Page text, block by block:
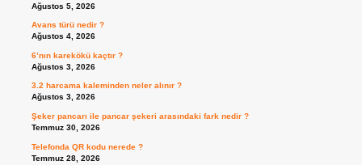
Ağustos 5, 2026
Avans türü nedir ?
Ağustos 4, 2026
6’nın karekökü kaçtır ?
Ağustos 3, 2026
3.2 harcama kaleminden neler alınır ?
Ağustos 3, 2026
Şeker pancarı ile pancar şekeri arasındaki fark nedir ?
Temmuz 30, 2026
Telefonda QR kodu nerede ?
Temmuz 28, 2026